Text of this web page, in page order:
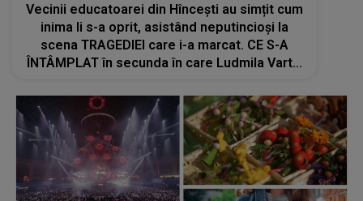
Vecinii educatoarei din Hîncești au simțit cum
inima li s-a oprit, asistând neputincioși la
scena TRAGEDIEI care i-a marcat. CE S-A
ÎNTÂMPLAT în secunda în care Ludmila Vartic
Soțul a..."